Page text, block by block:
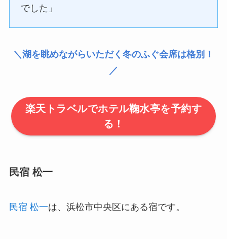
でした」
＼湖を眺めながらいただく冬のふぐ会席は格別！
／
楽天トラベルでホテル鞠水亭を予約す
る！
民宿 松一
民宿 松一は、浜松市中央区にある宿です。